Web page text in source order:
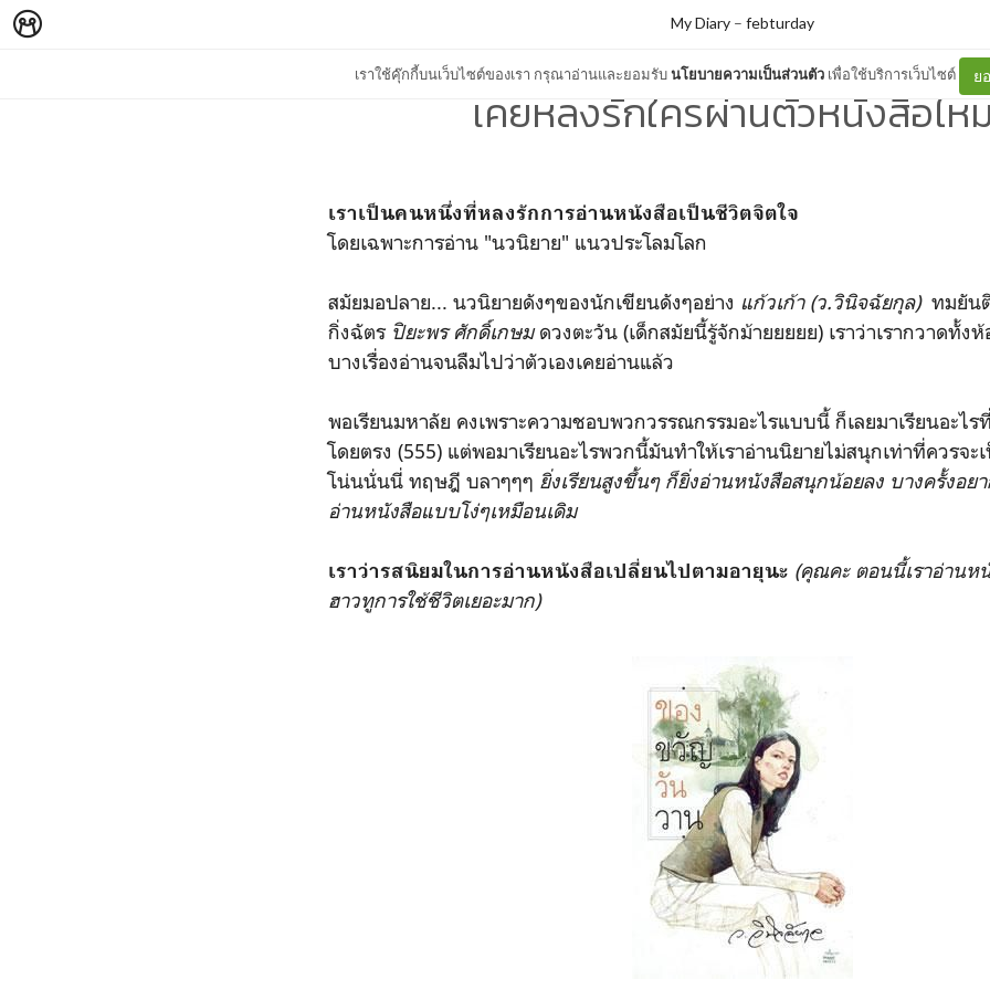
เราใช้คุ๊กกี้บนเว็บไซต์ของเรา กรุณาอ่านและยอมรับนโยบายความเป็นส่วนตัว เพื่อใช้บริการเว็บไซต์ ย
My Diary – febturday
เคยหลงรักใครผ่านตัวหนังสือไห
เราเป็นคนหนึ่งที่หลงรักการอ่านหนังสือเป็นชีวิตจิตใจ
โดยเฉพาะการอ่าน "นวนิยาย" แนวประโลมโลก
สมัยมอปลาย... นวนิยายดังๆของนักเขียนดังๆอย่าง แก้วเก้า (ว.วินิจฉัยกุล)ทมยัน
กิ่งฉัตร ปิยะพร ศักดิ์เกษมดวงตะวัน (เด็กสมัยนี้รู้จักม้ายยยยย) เราว่าเรากวาดทั้ง
บางเรื่องอ่านจนลืมไปว่าตัวเองเคยอ่านแล้ว
พอเรียนมหาลัย คงเพราะความชอบพวกวรรณกรรมอะไรแบบนี้ ก็เลยมาเรียนอะไ
โดยตรง (555) แต่พอมาเรียนอะไรพวกนี้มันทำให้เราอ่านนิยายไม่สนุกเท่าที่ควรจ
โน่นนั่นนี่ ทฤษฎี บลาๆๆๆ ยิ่งเรียนสูงขึ้นๆ ก็ยิ่งอ่านหนังสือสนุกน้อยลง บางครั้งอย
อ่านหนังสือแบบโง่ๆเหมือนเดิม
เราว่ารสนิยมในการอ่านหนังสือเปลี่ยนไปตามอายุนะ (คุณคะ ตอนนี้เราอ่าน
ฮาวทูการใช้ชีวิตเยอะมาก)